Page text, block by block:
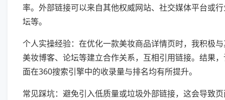
率。外部链接可以来自其他权威网站、社交媒体平台或
坛等。
个人实操经验：在优化一款美妆商品详情页时，我积极
美妆博客、论坛等建立合作关系，互相引用链接。结果
面在360搜索引擎中的收录量与排名均有所提升。
常见踩坑：避免引入低质量或垃圾外部链接，这会导致